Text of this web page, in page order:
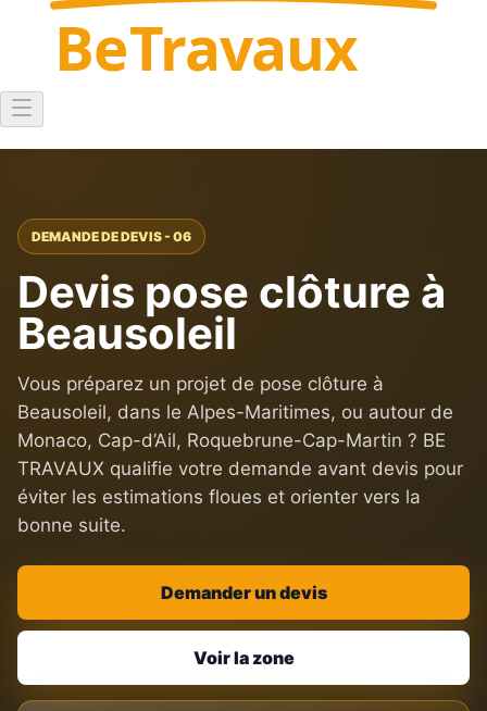
BeTravaux
DEMANDE DE DEVIS - 06
Devis pose clôture à
Beausoleil
Vous préparez un projet de pose clôture à
Beausoleil, dans le Alpes-Maritimes, ou autour de
Monaco, Cap-d’Ail, Roquebrune-Cap-Martin ? BE
TRAVAUX qualifie votre demande avant devis pour
éviter les estimations floues et orienter vers la
bonne suite.
Demander un devis
Voir la zone